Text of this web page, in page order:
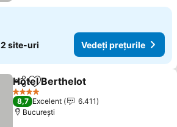
2 site-uri Vedeți prețurile
DistribuițiAdăugaţi la favorite
Hotel Berthelot
4 Stele
8,7 Excelent
6.411
București